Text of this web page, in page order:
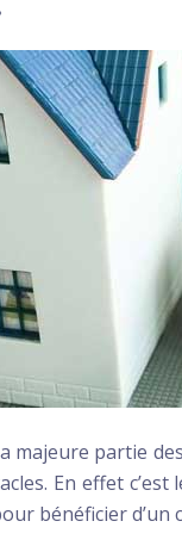
partie
En effet
bénéficier d’un